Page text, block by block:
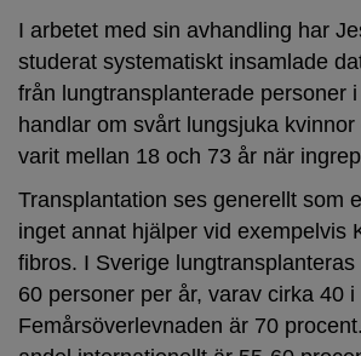
I arbetet med sin avhandling har
studerat systematiskt insamlade
från lungtransplanterade personer
handlar om svårt lungsjuka
varit mellan 18 och 73 år när
Transplantation ses generellt som
inget annat hjälper vid exempelvis
fibros. I Sverige
60 personer per år, varav cirka 40 i
Femårsöverlevnaden är 70